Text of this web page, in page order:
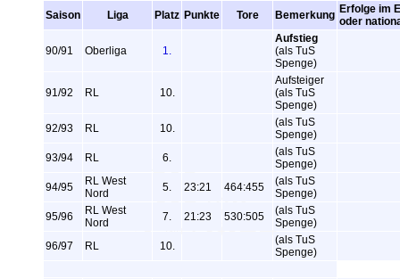
Saison Liga Platz Punkte Tore Bemerkung Erfolge im
oder
90/91 Oberliga 1.
Aufstieg
(als TuS
Spenge)
91/92 RL 10.
Aufsteiger
(als TuS
Spenge)
92/93
RL 10.
(als TuS
Spenge)
93/94
RL 6.
(als TuS
Spenge)
94/95
RL West
Nord
5. 23:21 464:455
(als TuS
Spenge)
95/96
RL West
Nord
7. 21:23 530:505
(als TuS
Spenge)
96/97
RL 10.
(als TuS
Spenge)